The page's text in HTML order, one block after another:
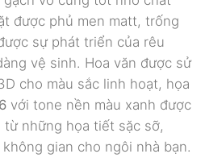
được phủ men matt, trống
sự phát triển của rêu
vệ sinh. Hoa văn được sử
cho màu sắc linh hoạt, họa
với tone nền màu xanh được
những họa tiết sặc sỡ,
gian cho ngôi nhà bạn.